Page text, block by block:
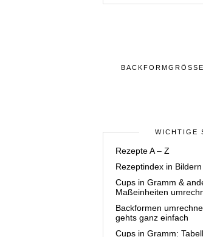
WICHTIGE
Rezepte A – Z
Rezeptindex in Bildern
Cups in Gramm &
Maßeinheiten
Backformen
gehts ganz einfach
Cups in Gramm: